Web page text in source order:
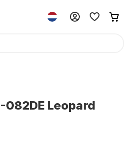
082DE Leopard